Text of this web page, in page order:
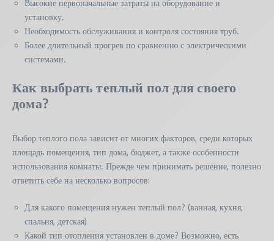
Высокие первоначальные затраты на оборудование и
установку.
Необходимость обслуживания и контроля состояния труб.
Более длительный прогрев по сравнению с электрическими
системами.
Как выбрать теплый пол для своего
дома?
Выбор теплого пола зависит от многих факторов, среди которых
площадь помещения, тип дома, бюджет, а также особенности
использования комнаты. Прежде чем принимать решение, полезно
ответить себе на несколько вопросов:
Для какого помещения нужен теплый пол? (ванная, кухня,
спальня, детская)
Какой тип отопления установлен в доме? Возможно, есть